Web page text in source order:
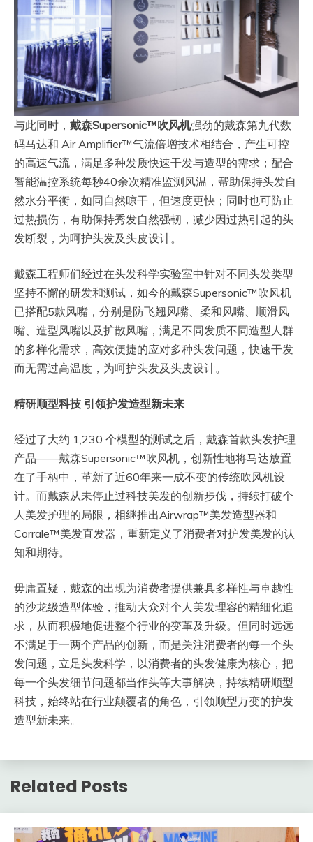
与此同时， 戴森Supersonic™吹风机强劲的戴森第九代数
码马达和 Air Amplifier™气流倍增技术相结合，产生可控
的高速气流，满足多种发质快速干发与造型的需求；配合
智能温控系统每秒40余次精准监测风温，帮助保持头发自
然水分平衡，如同自然晾干，但速度更快；同时也可防止
过热损伤，有助保持秀发自然强韧，减少因过热引起的头
发断裂，为呵护头发及头皮设计。
戴森工程师们经过在头发科学实验室中针对不同头发类型
坚持不懈的研发和测试，如今的戴森Supersonic™吹风机
已搭配5款风嘴，分别是防飞翘风嘴、柔和风嘴、顺滑风
嘴、造型风嘴以及扩散风嘴，满足不同发质不同造型人群
的多样化需求，高效便捷的应对多种头发问题，快速干发
而无需过高温度，为呵护头发及头皮设计。
精研顺型科技 引领护发造型新未来
经过了大约 1,230 个模型的测试之后，戴森首款头发护理
产品——戴森Supersonic™吹风机，创新性地将马达放置
在了手柄中，革新了近60年来一成不变的传统吹风机设
计。而戴森从未停止过科技美发的创新步伐，持续打破个
人美发护理的局限，相继推出Airwrap™美发造型器和
Corrale™美发直发器，重新定义了消费者对护发美发的认
知和期待。
毋庸置疑，戴森的出现为消费者提供兼具多样性与卓越性
的沙龙级造型体验，推动大众对个人美发理容的精细化追
求，从而积极地促进整个行业的变革及升级。但同时远远
不满足于一两个产品的创新，而是关注消费者的每一个头
发问题，立足头发科学，以消费者的头发健康为核心，把
每一个头发细节问题都当作头等大事解决，持续精研顺型
科技，始终站在行业颠覆者的角色，引领顺型万变的护发
造型新未来。
Related Posts